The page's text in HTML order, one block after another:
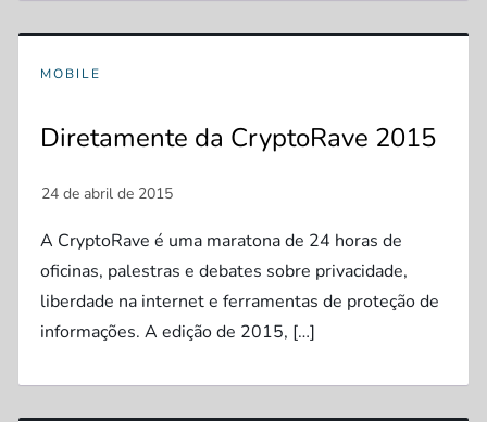
MOBILE
Diretamente da CryptoRave 2015
A CryptoRave é uma maratona de 24 horas de
oficinas, palestras e debates sobre privacidade,
liberdade na internet e ferramentas de proteção de
informações. A edição de 2015, […]